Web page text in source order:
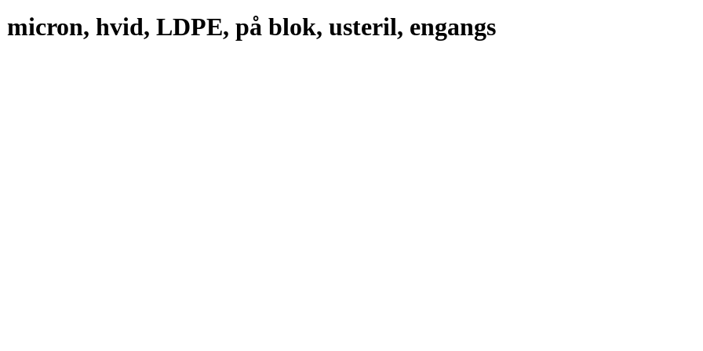
hvid, LDPE, på blok, usteril, engangs